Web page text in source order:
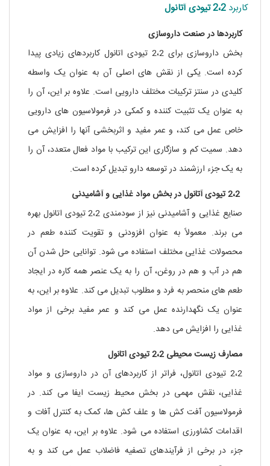
کاربرد 2،2تیودیآتانول
کاربردها در صنعت داروسازی
بخش داروسازی برای 2،2 تیودی اتانول کاربردهای زیادی پیدا
کرده است. یکی از نقش های اصلی آن به عنوان یک واسطه
کلیدی در سنتز ترکیبات مختلف دارویی است. علاوه بر این، آن را
به عنوان یک تثبیت کننده و کمکی در فرمولاسیون های دارویی
خاص عمل می کند، و عمر مفید و اثربخشی آنها را افزایش می
دهد. سمیت کم و سازگاری این ترکیب با مواد فعال متعدد، آن را
به یک جزء ارزشمند در توسعه دارو تبدیل کرده است.
صنایع غذایی و آشامیدنی نیز از سودمندی 2،2 تیودی اتانول بهره
می برند. معمولاً به عنوان افزودنی و تقویت کننده طعم در
محصولات غذایی مختلف استفاده می شود. توانایی حل شدن آن
هم در آب و هم در روغن، آن را به یک عنصر همه کاره در ایجاد
طعم های منحصر به فرد و مطلوب تبدیل می کند. علاوه بر این، به
عنوان یک نگهدارنده عمل می کند و عمر مفید برخی از مواد
غذایی را افزایش می دهد.
مصارف زیست محیطی 2،2 تیودی اتانول
2،2 تیودی اتانول، فراتر از کاربردهای آن در داروسازی و مواد
غذایی، نقش مهمی در بخش محیط زیست ایفا می کند. در
فرمولاسیون آفت کش ها و علف کش ها، کمک به کنترل آفات و
اقدامات کشاورزی استفاده می شود. علاوه بر این، به عنوان یک
جزء در برخی از فرآیندهای تصفیه فاضلاب عمل می کند و به